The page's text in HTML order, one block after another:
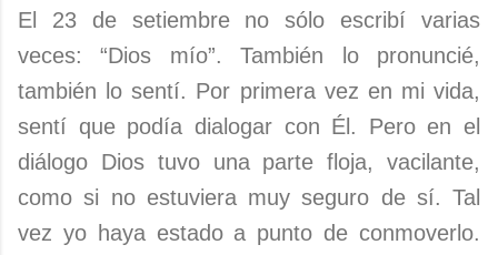
El 23 de setiembre no sólo escribí varias
veces: “Dios mío”. También lo pronuncié,
también lo sentí. Por primera vez en mi vida,
sentí que podía dialogar con Él. Pero en el
diálogo Dios tuvo una parte floja, vacilante,
como si no estuviera muy seguro de sí. Tal
vez yo haya estado a punto de conmoverlo.